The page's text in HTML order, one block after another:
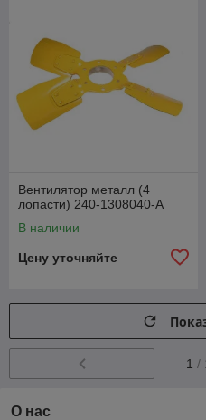
Вентилятор металл (4
лопасти) 240-1308040-А
В наличии
Цену уточняйте
1 /
О нас